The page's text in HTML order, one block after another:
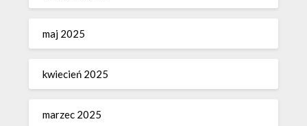
maj 2025
kwiecień 2025
marzec 2025